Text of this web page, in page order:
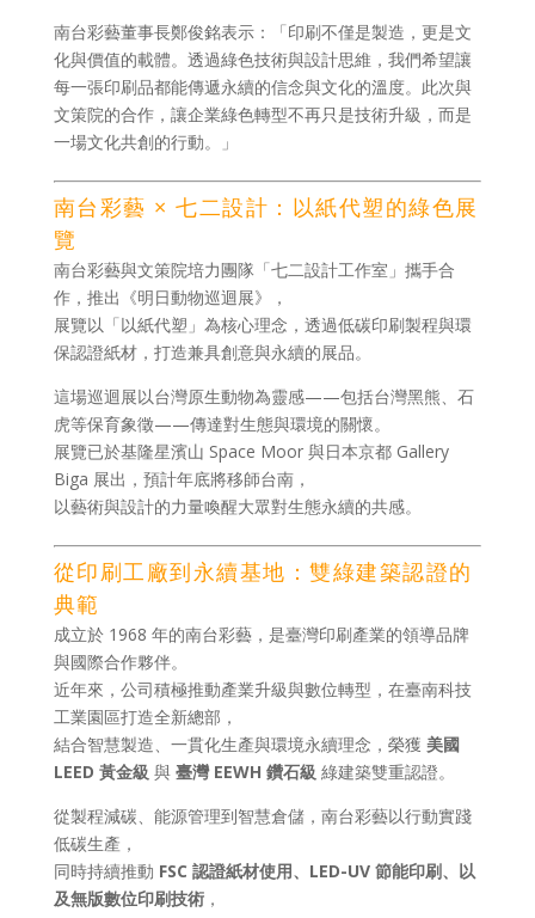
南台彩藝董事長鄭俊銘表示：「印刷不僅是製造，更是文
化與價值的載體。透過綠色技術與設計思維，我們希望讓
每一張印刷品都能傳遞永續的信念與文化的溫度。此次與
文策院的合作，讓企業綠色轉型不再只是技術升級，而是
一場文化共創的行動。」
南台彩藝 × 七二設計：以紙代塑的綠色展
覽
南台彩藝與文策院培力團隊「七二設計工作室」攜手合
作，推出《明日動物巡迴展》，
展覽以「以紙代塑」為核心理念，透過低碳印刷製程與環
保認證紙材，打造兼具創意與永續的展品。
這場巡迴展以台灣原生動物為靈感——包括台灣黑熊、石
虎等保育象徵——傳達對生態與環境的關懷。
展覽已於基隆星濱山 Space Moor 與日本京都 Gallery
Biga 展出，預計年底將移師台南，
以藝術與設計的力量喚醒大眾對生態永續的共感。
從印刷工廠到永續基地：雙綠建築認證的
典範
成立於 1968 年的南台彩藝，是臺灣印刷產業的領導品牌
與國際合作夥伴。
近年來，公司積極推動產業升級與數位轉型，在臺南科技
工業園區打造全新總部，
結合智慧製造、一貫化生產與環境永續理念，榮獲 美國
LEED 黃金級 與 臺灣 EEWH 鑽石級 綠建築雙重認證。
從製程減碳、能源管理到智慧倉儲，南台彩藝以行動實踐
低碳生產，
同時持續推動 FSC 認證紙材使用、LED-UV 節能印刷、以
及無版數位印刷技術，